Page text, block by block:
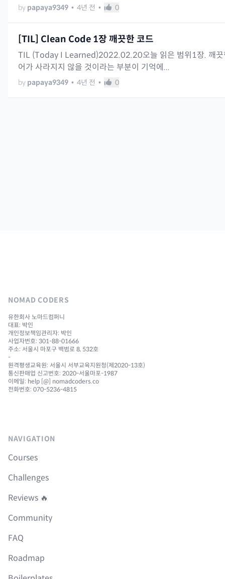
by papaya9349 • 4년 전 • 0
[TIL] Clean Code 1장 깨끗한 코드
TIL (Today I Learned)2022.02.20오늘 읽은 범위1장. 깨끗
어가 사라지지 않을 것이라는 부분이 기억에...
by papaya9349 • 4년 전 • 0
NOMAD CODERS
유한회사 노마드컴퍼니
대표: 박인
개인정보책임관리자: 박인
사업자번호: 301-88-01666
주소: 서울시 마포구 백범로 8, 532호
-
원격평생교육원: 서울시 서부교육지원청(제2020-13호)
통신판매업 신고번호: 2020-서울마포-1987
이메일: help [@] nomadcoders.co
전화번호: 070-5236-4815
NAVIGATION
Courses
Challenges
Reviews 🔥
Community
FAQ
Roadmap